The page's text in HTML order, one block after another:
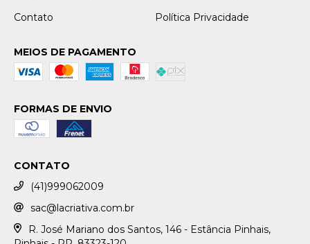
Contato Política Privacidade
MEIOS DE PAGAMENTO
FORMAS DE ENVIO
CONTATO
(41)999062009
sac@lacriativa.com.br
R. José Mariano dos Santos, 146 - Estância Pinhais,